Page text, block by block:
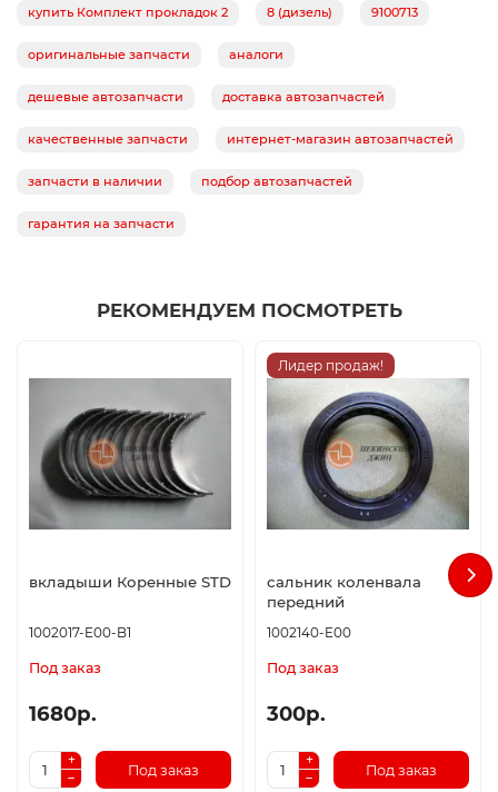
купить Комплект прокладок 2 8 (дизель) 9100713
оригинальные запчасти аналоги
дешевые автозапчасти доставка автозапчастей
качественные запчасти интернет-магазин автозапчастей
запчасти в наличии подбор автозапчастей
гарантия на запчасти
РЕКОМЕНДУЕМ ПОСМОТРЕТЬ
вкладыши Коренные STD
1002017-E00-B1
Под заказ
1680р.
Под заказ
Лидер продаж!
сальник коленвала
передний
1002140-E00
Под заказ
300р.
Под заказ